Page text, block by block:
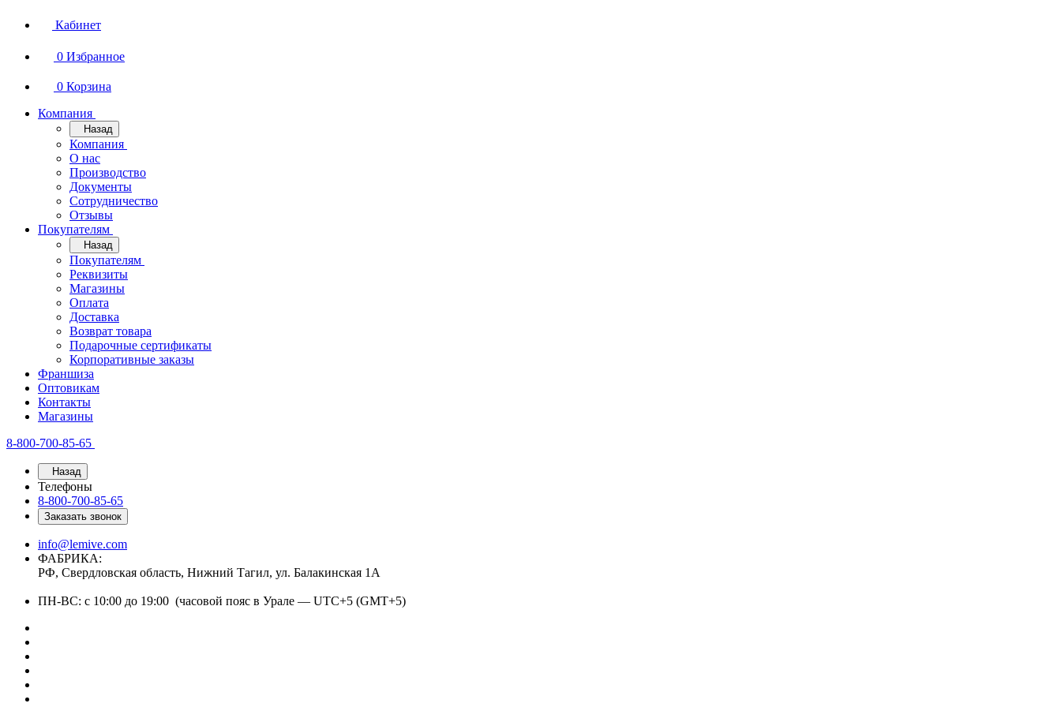
Кабинет
0 Избранное
0 Корзина
Компания
Назад
Компания
О нас
Производство
Документы
Сотрудничество
Отзывы
Покупателям
Назад
Покупателям
Реквизиты
Магазины
Оплата
Доставка
Возврат товара
Подарочные сертификаты
Корпоративные заказы
Франшиза
Оптовикам
Контакты
Магазины
8-800-700-85-65
Назад
Телефоны
8-800-700-85-65
Заказать звонок
info@lemive.com
ФАБРИКА:
РФ, Свердловская область, Нижний Тагил, ул. Балакинская 1А
ПН-ВС: с 10:00 до 19:00 (часовой пояс в Урале — UTC+5 (GMT+5)